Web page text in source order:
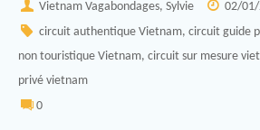
Vietnam Vagabondages, Sylvie 02/01/
circuit authentique Vietnam, circuit guide
non touristique Vietnam, circuit sur mesure
privé vietnam
0